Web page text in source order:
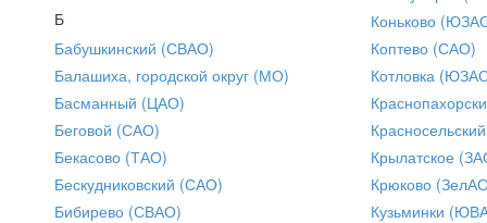
Б
Бабушкинский (СВАО)
Балашиха, городской округ (МО)
Басманный (ЦАО)
Беговой (САО)
Бекасово (ТАО)
Бескудниковский (САО)
Бибирево (СВАО)
Коньково
Коптево (САО)
Котловка
Крылатское
Крюково
Кузьминки